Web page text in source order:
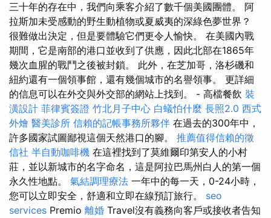
三十年的存在中，我們向乘客介紹了數千個美國團體。 阿
拉斯加未受感動的野生動植物或夏威夷的深綠色夢世界？
很難做出決定，但是要體驗它們更令人愉快。 在美國內戰
期間，它是南部的港口並收到了供應，因此北部在1865年
幾次血腥的戰鬥之後被封鎖。 此外，在芝加哥，洛杉磯和
紐約還有一個領事館，還有幾個城市的名譽領事。 更詳細
的信息可以在外交與外交部的網站上找到。 - 高檔餐飲 裝
潢設計 菲律賓簽證 竹北月子中心 白蟻怕什麼 長照2.0 西式
外燴 醫美診所 信賴的記帳事務所夥伴 在過去的300年中，
許多國家試圖鄙視這個天然港口的腳。 推薦值得信賴的徵
信社 半自動咖啡機 在這裡找到了莫維爾印第安人的小村
莊，並以新城市的名字命名，這是阿拉巴馬州白人的第一個
永久性地點。 氣結調理療法 一年中的每一天，0-24小時，
您可以立即安全，舒適和立即在線預訂旅行。 seo
services Premio 離婚 Travel沒有義務向客戶或接收者告知